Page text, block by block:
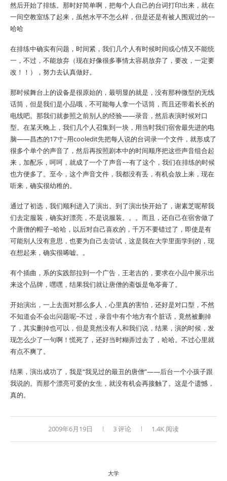
然后开始了排练。那时好简单啊，把每个人自己的台词打印出来，就在
一间空教室练了起来，虽然水平不怎么样，但是还是有被人围观过的~~
哈哈
在排练中确实有问题，时间紧，我们几个人有时候时间或心情又不能统
一，不过，不能放弃（现在好像很多事情太容易放弃了，要改，一定要
改！！），努力去认真做好。
那时候舞台上的设备是很原始的，最明显的就是，没有那种微型的无线
话筒，但是我们是小品哦，不可能每人拿一个话筒，而且还带着长长的
电线吧。那我们就参照之前别人的经验——录音，然后表演时候对口
型。在某天晚上，我们几个人召集到一块，用当时我们宿舍最先进的电
脑——昌杰的17寸~用cooledit先把每人说的台词录一个文件，就形成了
很多个单个的声音了，然后再按照剧本中的时间顺序把这些声音组合起
来，加配乐，呵呵，就成了一个了声音~~有了这个，我们在排练的时候
也方便多了。至今，这个声音文件，我都没有丢，有机会放上来，现在
听来，确实很幼稚的。
通过了初选，我们顺利进入了演出。到了演出快开始了，谢素芝呢帮我
们去定服装，确实好漂亮，不是说服装。。。而且，还自己在宿舍做了
个唐僧的帽子~哈哈，以后对自己喜欢的，千万不要错过了，即使是有
可能别人没有意思，也要为自己去尝试，这是我在大学里面学到的，现
在想起来，确实很唏嘘。。
有个插曲，系的实践部拉到一个广告，王老吉的，要求在小品中展示出
来这个品牌，嘿嘿，结果我们就让唐僧的斋饭是龟苓膏了。
开始演出，一上去面对那么多人，心里真的害怕，还好是对口型，不然
不知道会不会出问题呢~不过，录音中有个地方有个脏话，竟然被删掉
了，其实删掉也可以，但是竟然没有人和我们说，结果，演的时候，发
现怎么少了一句啊！慌死了，还好当时糊弄过去了，哈哈。不过心里就
有点不爽了。
结果，演出成功了，我是“我见过的最丑的唐僧”——后台一个小孩子跟
我说的。而那个漂亮可爱的女生，就没有机会再接触了。这是个遗憾，
真的。
2009年6月19日 3 评论 1.4K 阅读
大学